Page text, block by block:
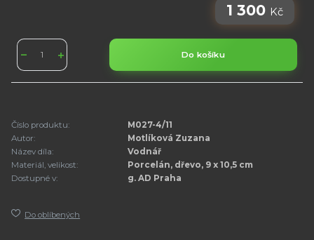
1 300 Kč
Do košíku
Číslo produktu:
M027-4/11
Autor:
Motlíková Zuzana
Název díla:
Vodnář
Materiál, velikost:
Porcelán, dřevo, 9 x 10,5 cm
Dostupné v:
g. AD Praha
Do oblíbených